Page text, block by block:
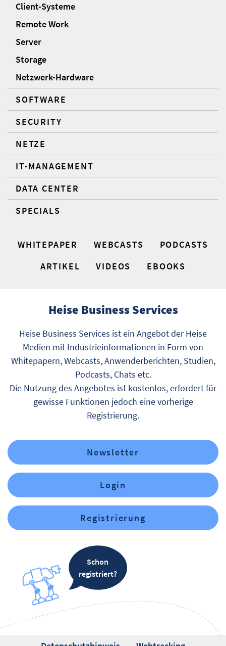
Client-Systeme
Remote Work
Server
Storage
Netzwerk-Hardware
SOFTWARE
SECURITY
NETZE
IT-MANAGEMENT
DATA CENTER
SPECIALS
WHITEPAPER WEBCASTS
PODCASTS
ARTIKEL
VIDEOS EBOOKS
Heise Business Services
Heise Business Services ist ein Angebot der Heise
Medien mit Industrieinformationen in Form von
Whitepapern, Webcasts, Anwenderberichten, Studien,
Podcasts, Chats etc.
Die Nutzung des Angebotes ist kostenlos, erfordert für
gewisse Funktionen jedoch eine vorherige
Registrierung.
Newsletter
Login
Registrierung
Schon
registriert?